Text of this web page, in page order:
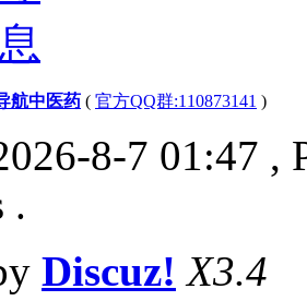
航中医药 ( 官方QQ群:110873141 )
8-7 01:47 ,
.
Discuz! X3.4